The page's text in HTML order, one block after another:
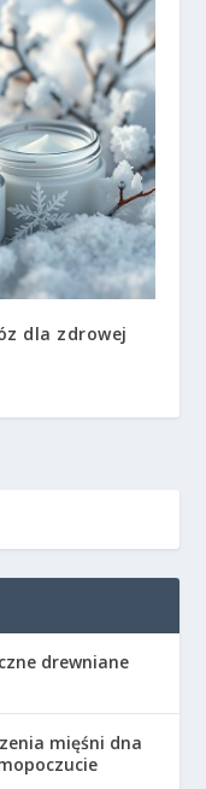
dla zdrowej
drewniane
mięśni dna